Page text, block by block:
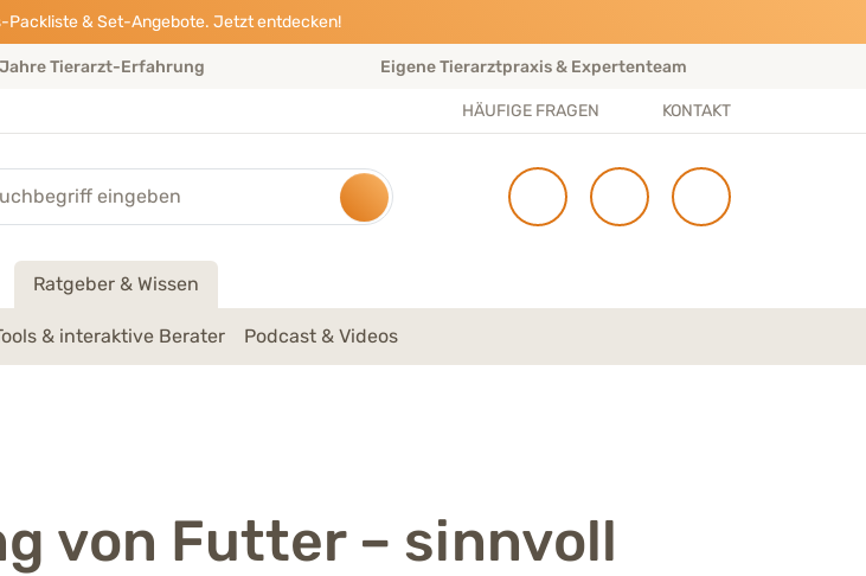
Packliste & Set-Angebote. Jetzt entdecken!
Tierarzt-Erfahrung Eigene Tierarztpraxis & Expertenteam
HÄUFIGE FRAGEN KONTAKT
Ratgeber & Wissen
& interaktive Berater Podcast & Videos
von Futter – sinnvoll